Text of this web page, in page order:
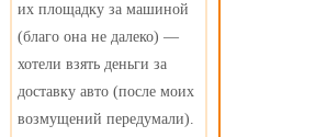
их площадку за машиной
(благо она не далеко) —
хотели взять деньги за
доставку авто (после моих
возмущений передумали).